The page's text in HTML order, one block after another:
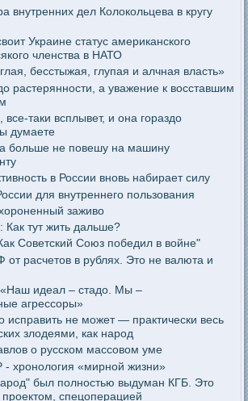
внутренних дел Колокольцева в кругу
Украине статус американского
членства в НАТО
бесстыжая, глупая и алчная власть»
растерянности, а уважение к восставшим
все-таки всплывет, и она гораздо
думаете
больше не повешу на машину
в России вновь набирает силу
для внутреннего пользования
заживо
тут жить дальше?
Советский Союз победил в войне"
от расчетов в рублях. Это не валюта и
«Наш идеал – стадо. Мы –
агрессоры»
исправить не может — практически весь
злодеями, как народ
о русском массовом уме
хронология «мирной жизни»
был полностью выдуман КГБ. Это
спецоперацией